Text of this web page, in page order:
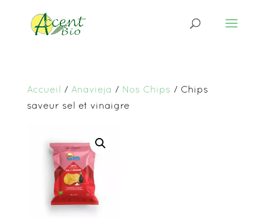
Accueil / Anavieja / Nos Chips / Chips
saveur sel et vinaigre